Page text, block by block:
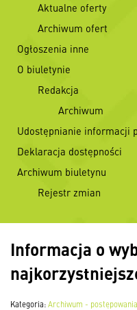
Aktualne oferty
Archiwum ofert
Ogłoszenia inne
O biuletynie
Redakcja
Archiwum
Udostępnianie informacji
Deklaracja dostępności
Archiwum biuletynu
Rejestr zmian
Informacja o
Kategoria:Archiwum -